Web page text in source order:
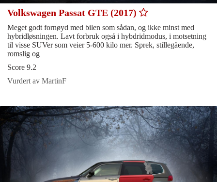
Volkswagen Passat GTE (2017)
Meget godt fornøyd med bilen som sådan, og ikke minst med
hybridløsningen. Lavt forbruk også i hybdridmodus, i motsetning
til visse SUVer som veier 5-600 kilo mer. Sprek, stillegående,
romslig og
Score 9.2
Vurdert av MartinF